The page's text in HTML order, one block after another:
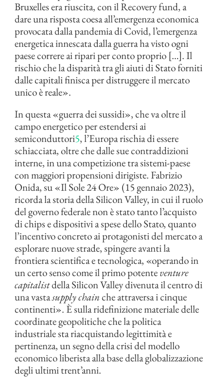
Bruxelles era riuscita, con il Recovery fund, a
dare una risposta coesa all’emergenza economica
provocata dalla pandemia di Covid, l’emergenza
energetica innescata dalla guerra ha visto ogni
paese correre ai ripari per conto proprio […]. Il
rischio che la disparità tra gli aiuti di Stato forniti
dalle capitali finisca per distruggere il mercato
unico è reale».
In questa «guerra dei sussidi», che va oltre il
campo energetico per estendersi ai
semiconduttori5, l’Europa rischia di essere
schiacciata, oltre che dalle sue contraddizioni
interne, in una competizione tra sistemi-paese
con maggiori propensioni dirigiste. Fabrizio
Onida, su «Il Sole 24 Ore» (15 gennaio 2023),
ricorda la storia della Silicon Valley, in cui il ruolo
del governo federale non è stato tanto l’acquisto
di chips e dispositivi a spese dello Stato, quanto
l’incentivo concreto ai protagonisti del mercato a
esplorare nuove strade, spingere avanti la
frontiera scientifica e tecnologica, «operando in
un certo senso come il primo potenteventure
capitalistdella Silicon Valley divenuta il centro di
una vastasupply chainche attraversa i cinque
continenti». È sulla ridefinizione materiale delle
coordinate geopolitiche che la politica
industriale sta riacquistando legittimità e
pertinenza, un segno della crisi del modello
economico liberista alla base della globalizzazione
degli ultimi trent’anni.